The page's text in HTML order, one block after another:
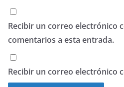
Recibir un correo electrónico
comentarios a esta entrada.
Recibir un correo electrónico